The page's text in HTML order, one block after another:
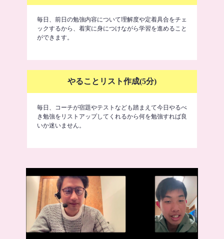
毎日、前日の勉強内容について理解度や定着具合をチェ
ックするから、着実に身につけながら学習を進めること
ができます。
やることリスト作成(5分)
毎日、コーチが宿題やテストなども踏まえて今日やるべ
き勉強をリストアップしてくれるから何を勉強すれば良
いか迷いません。